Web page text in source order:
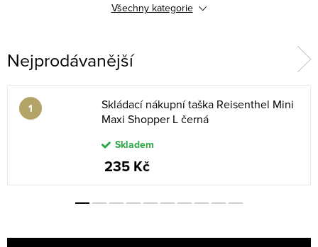
Všechny kategorie
Nejprodávanější
Skládací nákupní taška Reisenthel Mini
Maxi Shopper L černá
Skladem
235 Kč